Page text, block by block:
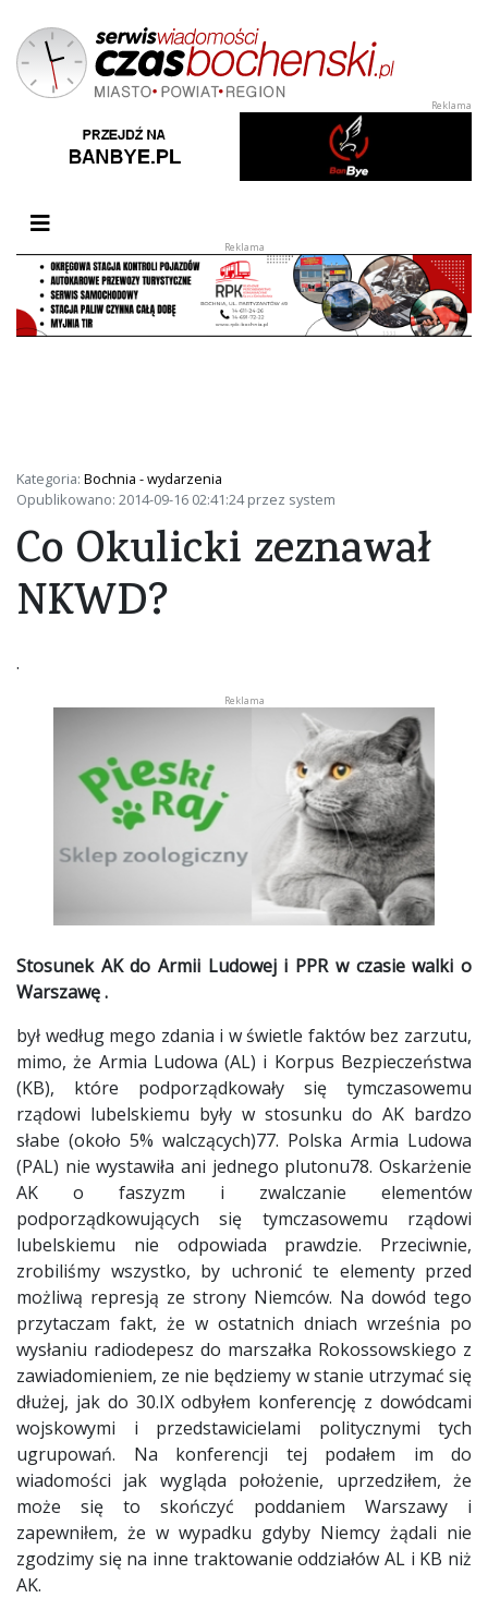
Przełącz nawigację
Kategoria: Bochnia - wydarzenia
Opublikowano: 2014-09-16 02:41:24 przez system
Co Okulicki zeznawał
NKWD?
.
Stosunek AK do Armii Ludowej i PPR w czasie walki o
Warszawę .
był według mego zdania i w świetle faktów bez zarzutu,
mimo, że Armia Ludowa (AL) i Korpus Bezpieczeństwa
(KB), które podporządkowały się tymczasowemu
rządowi lubelskiemu były w stosunku do AK bardzo
słabe (około 5% walczących)77. Polska Armia Ludowa
(PAL) nie wystawiła ani jednego plutonu78. Oskarżenie
AK o faszyzm i zwalczanie elementów
podporządkowujących się tymczasowemu rządowi
lubelskiemu nie odpowiada prawdzie. Przeciwnie,
zrobiliśmy wszystko, by uchronić te elementy przed
możliwą represją ze strony Niemców. Na dowód tego
przytaczam fakt, że w ostatnich dniach września po
wysłaniu radiodepesz do marszałka Rokossowskiego z
zawiadomieniem, ze nie będziemy w stanie utrzymać się
dłużej, jak do 30.IX odbyłem konferencję z dowódcami
wojskowymi i przedstawicielami politycznymi tych
ugrupowań. Na konferencji tej podałem im do
wiadomości jak wygląda położenie, uprzedziłem, że
może się to skończyć poddaniem Warszawy i
zapewniłem, że w wypadku gdyby Niemcy żądali nie
zgodzimy się na inne traktowanie oddziałów AL i KB niż
AK.